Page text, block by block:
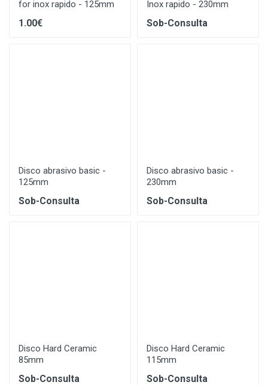
for inox rapido - 125mm
1.00€
Inox rapido - 230mm
Sob-Consulta
Disco abrasivo basic -
125mm
Sob-Consulta
Disco abrasivo basic -
230mm
Sob-Consulta
Disco Hard Ceramic
85mm
Sob-Consulta
Disco Hard Ceramic
115mm
Sob-Consulta